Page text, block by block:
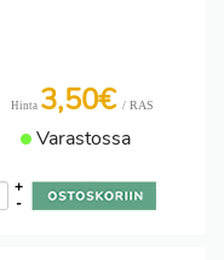
Hinta 3,50€ / RAS
Varastossa
-
+